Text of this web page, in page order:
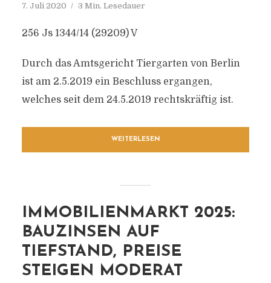
7. Juli 2020 3 Min. Lesedauer
256 Js 1344/14 (29209) V
Durch das Amtsgericht Tiergarten von Berlin
ist am 2.5.2019 ein Beschluss ergangen,
welches seit dem 24.5.2019 rechtskräftig ist.
WEITERLESEN
IMMOBILIENMARKT 2025:
BAUZINSEN AUF
TIEFSTAND, PREISE
STEIGEN MODERAT